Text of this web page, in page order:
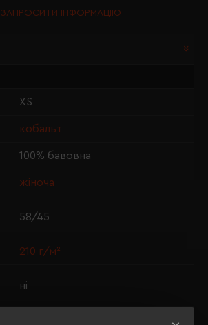
ЗАПРОСИТИ ІНФОРМАЦІЮ
XS
кобальт
100% бавовна
жіноча
58/45
210 г/м²
ні